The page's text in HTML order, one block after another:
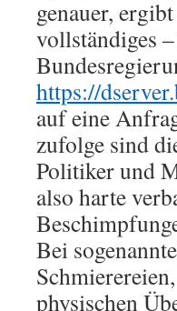
genauer,
vollständiges
https://
auf eine
zufolge sind
Politiker und
also harte
Bei
physischen